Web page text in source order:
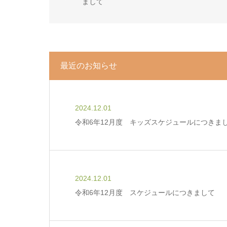
最近のお知らせ
2024.12.01
令和6年12月度 キッズスケジュールにつきま
2024.12.01
令和6年12月度 スケジュールにつきまして